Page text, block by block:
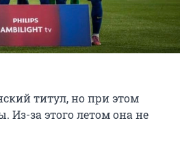
титул, но при этом
за этого летом она не